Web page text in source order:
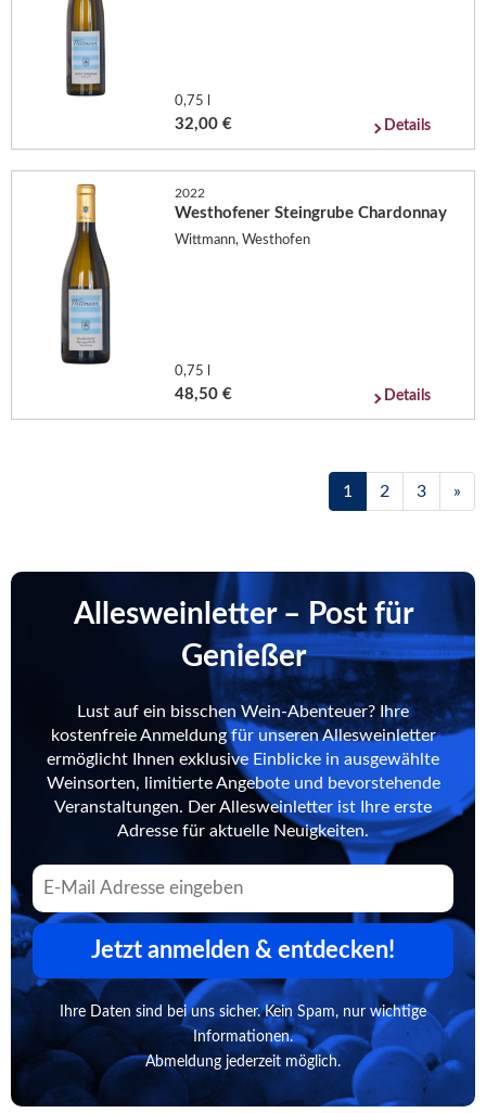
0,75 l
32,00 € Details
2022
Westhofener Steingrube Chardonnay
Wittmann, Westhofen
0,75 l
48,50 € Details
1 2 3 »
Allesweinletter – Post für
Genießer
Lust auf ein bisschen Wein-Abenteuer? Ihre
kostenfreie Anmeldung für unseren Allesweinletter
ermöglicht Ihnen exklusive Einblicke in ausgewählte
Weinsorten, limitierte Angebote und bevorstehende
Veranstaltungen. Der Allesweinletter ist Ihre erste
Adresse für aktuelle Neuigkeiten.
Jetzt anmelden & entdecken!
Ihre Daten sind bei uns sicher. Kein Spam, nur wichtige
Informationen.
Abmeldung jederzeit möglich.